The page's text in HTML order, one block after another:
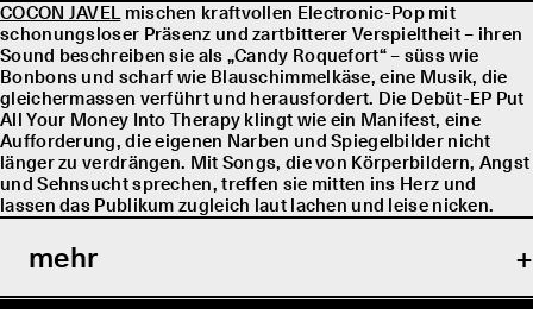
COCON JAVELmischen kraftvollen Electronic-Pop mit
schonungsloser Präsenz und zartbitterer Verspieltheit – ihren
Sound beschreiben sie als „Candy Roquefort“ – süss wie
Bonbons und scharf wie Blauschimmelkäse, eine Musik, die
gleichermassen verführt und herausfordert. Die Debüt-EP Put
All Your Money Into Therapy klingt wie ein Manifest, eine
Aufforderung, die eigenen Narben und Spiegelbilder nicht
länger zu verdrängen. Mit Songs, die von Körperbildern, Angst
und Sehnsucht sprechen, treffen sie mitten ins Herz und
lassen das Publikum zugleich laut lachen und leise nicken.
mehr